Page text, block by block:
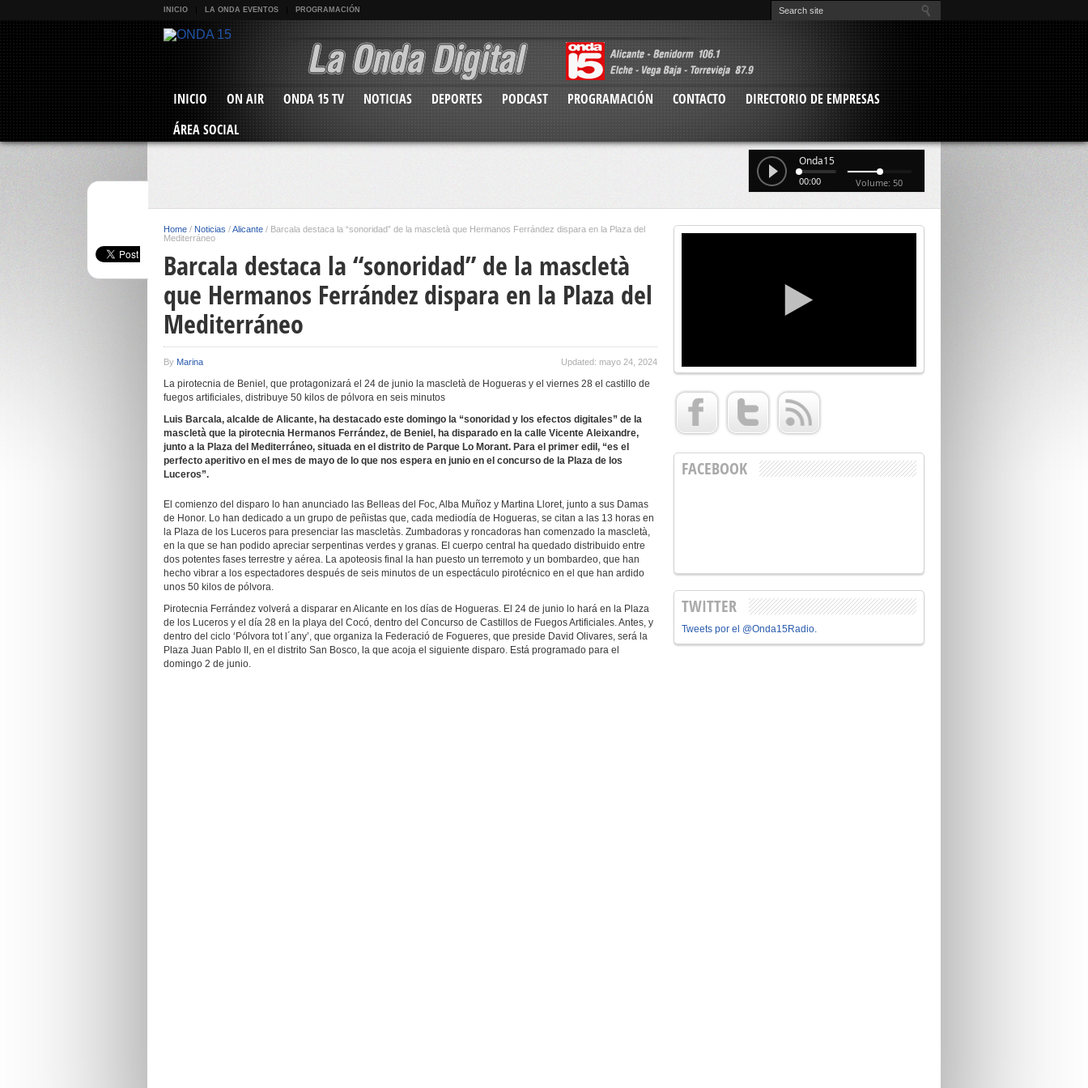
INICIO LA ONDA EVENTOS PROGRAMACIÓN
INICIO ON AIR ONDA 15 TV NOTICIAS DEPORTES PODCAST PROGRAMACIÓN CONTACTO
DIRECTORIO DE EMPRESAS
ÁREA SOCIAL
Onda15
00:00 Volume: 50
Home / Noticias /Alicante / Barcala destaca la “sonoridad” de la mascletà que Hermanos Ferrández dispara en la Plaza del
Mediterráneo
Barcala destaca la “sonoridad” de la mascletà
que Hermanos Ferrández dispara en la Plaza del
Mediterráneo
By Marina Updated: mayo 24, 2024
La pirotecnia de Beniel, que protagonizará el 24 de junio la mascletà de Hogueras y el viernes 28 el castillo de
fuegos artificiales, distribuye 50 kilos de pólvora en seis minutos
Luis Barcala, alcalde de Alicante, ha destacado este domingo la “sonoridad y los efectos digitales” de la
mascletà que la pirotecnia Hermanos Ferrández, de Beniel, ha disparado en la calle Vicente Aleixandre,
junto a la Plaza del Mediterráneo, situada en el distrito de Parque Lo Morant. Para el primer edil, “es el
perfecto aperitivo en el mes de mayo de lo que nos espera en junio en el concurso de la Plaza de los
Luceros”.
El comienzo del disparo lo han anunciado las Belleas del Foc, Alba Muñoz y Martina Lloret, junto a sus Damas
de Honor. Lo han dedicado a un grupo de peñistas que, cada mediodía de Hogueras, se citan a las 13 horas en
la Plaza de los Luceros para presenciar las mascletàs. Zumbadoras y roncadoras han comenzado la mascletà,
en la que se han podido apreciar serpentinas verdes y granas. El cuerpo central ha quedado distribuido entre
dos potentes fases terrestre y aérea. La apoteosis final la han puesto un terremoto y un bombardeo, que han
hecho vibrar a los espectadores después de seis minutos de un espectáculo pirotécnico en el que han ardido
unos 50 kilos de pólvora.
Pirotecnia Ferrández volverá a disparar en Alicante en los días de Hogueras. El 24 de junio lo hará en la Plaza
de los Luceros y el día 28 en la playa del Cocó, dentro del Concurso de Castillos de Fuegos Artificiales. Antes, y
dentro del ciclo ‘Pólvora tot l´any’, que organiza la Federació de Fogueres, que preside David Olivares, será la
Plaza Juan Pablo II, en el distrito San Bosco, la que acoja el siguiente disparo. Está programado para el
domingo 2 de junio.
FACEBOOK
TWITTER
Tweets por el @Onda15Radio.